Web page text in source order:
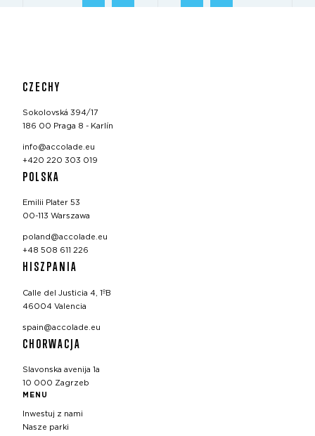
CZECHY
Sokolovská 394/17
186 00 Praga 8 - Karlín
info@accolade.eu
+420 220 303 019
POLSKA
Emilii Plater 53
00-113 Warszawa
poland@accolade.eu
+48 508 611 226
HISZPANIA
Calle del Justicia 4, 1ºB
46004 Valencia
spain@accolade.eu
CHORWACJA
Slavonska avenija 1a
10 000 Zagrzeb
MENU
Inwestuj z nami
Nasze parki